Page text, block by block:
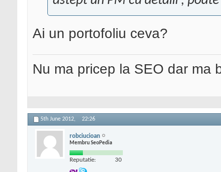
Ai un portofoliu ceva?
Nu ma pricep la SEO dar ma
5th June 2012, 22:26
robciucioan
Membru SeoPedia
Reputatie: 30